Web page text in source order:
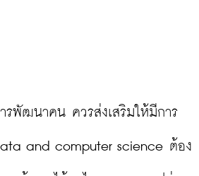
พัฒนาคน ควรส่งเสริมให้มีการ
and computer science ต้อง